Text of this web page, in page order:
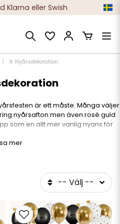
nöjda kunder
🥂 Nyårsdekoration
är ett måste. Många väljer
nyårsafton men även rosé guld
som en allt mer vanlig nyans för
engångsglas i olika former.
vi har förberett dekorationen i kit
klart, supersmidigt!
du en engångsduk och
mer
-- Välj --